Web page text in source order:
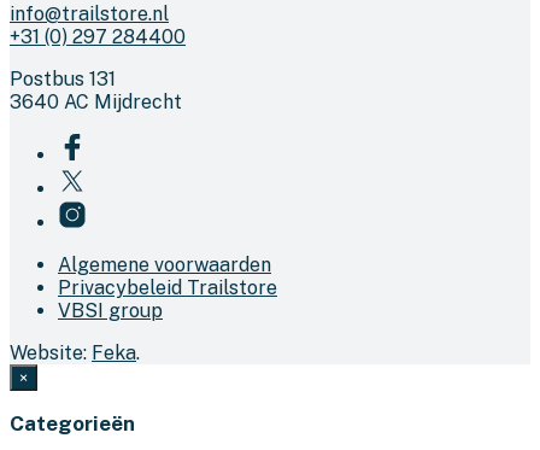
info@trailstore.nl
+31 (0) 297 284400
Postbus 131
3640 AC Mijdrecht
Algemene voorwaarden
Privacybeleid Trailstore
VBSI group
Website: Feka.
×
Categorieën